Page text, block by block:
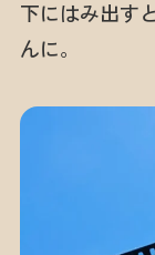
下にはみ出す
んに。